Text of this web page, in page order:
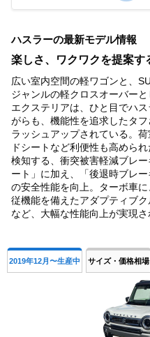
of
4
ハスラーの最新モデル情報
楽しさ、ワクワクを提案す
広い室内空間の軽ワゴンと、
ジャンルの軽クロスオーバー
エクステリアは、ひと目でハ
がらも、機能性を追求したタ
ラッシュアップされている。
ドシートなど利便性も高めら
検知する、衝突被害軽減ブレ
ート」に加え、「後退時ブレ
の安全性能を向上。ターボ車
従機能を備えたアダプティブ
など、大幅な性能向上が実現さ
2019年12月〜生産中 サイズ・価格相場